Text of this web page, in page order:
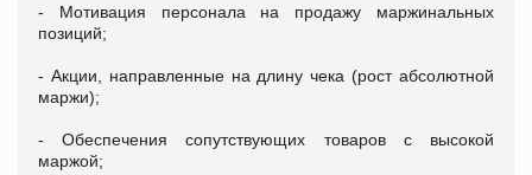
- Мотивация персонала на продажу маржинальных
позиций;
- Акции, направленные на длину чека (рост абсолютной
маржи);
- Обеспечения сопутствующих товаров с высокой
маржой;